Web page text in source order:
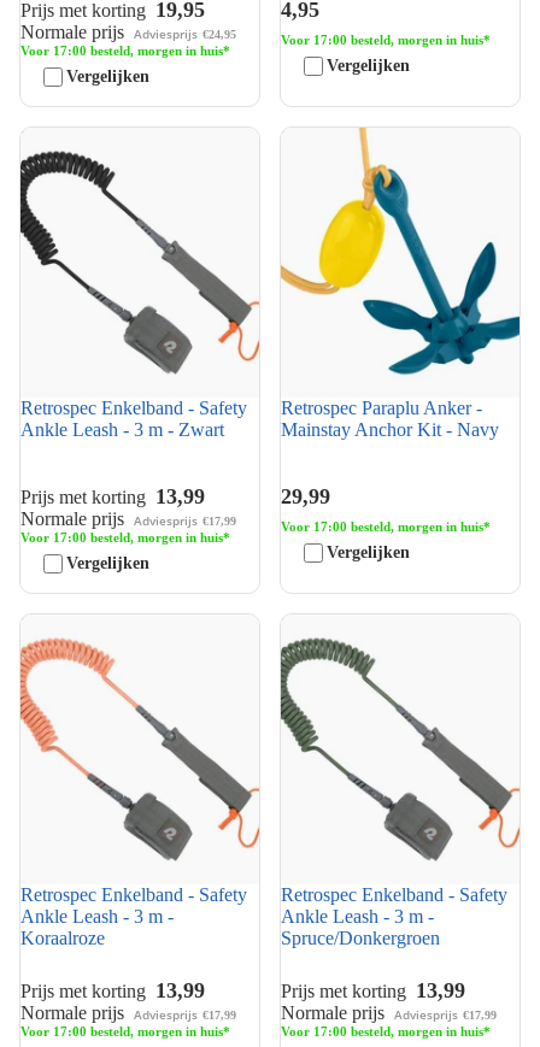
Prijs met korting 19,95
Normale prijs Adviesprijs €24,95
Voor 17:00 besteld, morgen in huis*
Vergelijken
4,95
Voor 17:00 besteld, morgen in huis*
Vergelijken
Retrospec Enkelband - Safety
Ankle Leash - 3 m - Zwart
Retrospec Enkelband - Safety
Ankle Leash - 3 m - Zwart
Prijs met korting 13,99
Normale prijs Adviesprijs €17,99
Voor 17:00 besteld, morgen in huis*
Vergelijken
Retrospec Paraplu Anker -
Mainstay Anchor Kit - Navy
Retrospec Paraplu Anker -
Mainstay Anchor Kit - Navy
29,99
Voor 17:00 besteld, morgen in huis*
Vergelijken
Retrospec Enkelband - Safety
Ankle Leash - 3 m -
Koraalroze
Retrospec Enkelband - Safety
Ankle Leash - 3 m -
Koraalroze
Prijs met korting 13,99
Normale prijs Adviesprijs €17,99
Voor 17:00 besteld, morgen in huis*
Retrospec Enkelband - Safety
Ankle Leash - 3 m -
Spruce/Donkergroen
Retrospec Enkelband - Safety
Ankle Leash - 3 m -
Spruce/Donkergroen
Prijs met korting 13,99
Normale prijs Adviesprijs €17,99
Voor 17:00 besteld, morgen in huis*